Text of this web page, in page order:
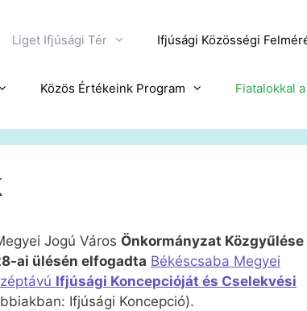
Liget Ifjúsági Tér Ifjúsági Közösségi
Közös Értékeink Program Fiatalokkal
Jogú Város Önkormányzat Közgyűlése
ai ülésén elfogadta Békéscsaba Megyei
Ifjúsági Koncepcióját és Cselekvési
Ifjúsági Koncepció).